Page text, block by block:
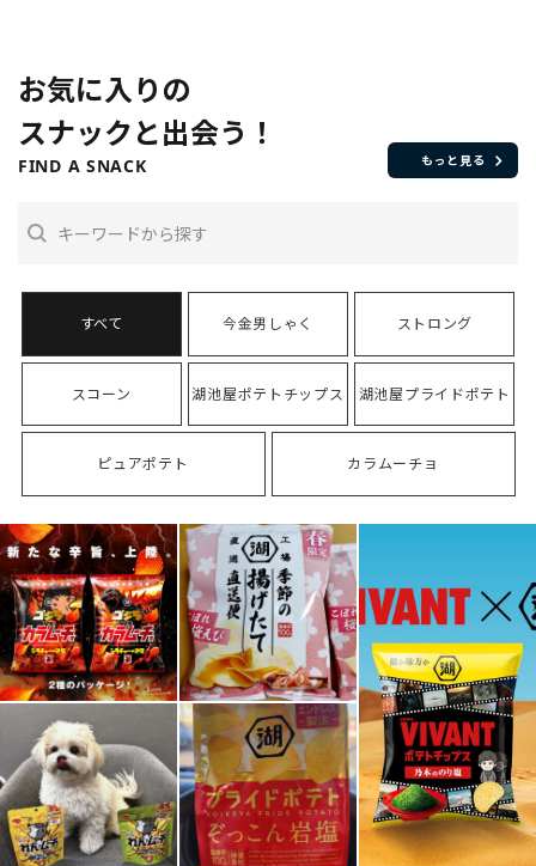
お気に入りの
スナックと出会う！
FIND A SNACK もっと見る
今金男しゃく ストロング
スコーン 湖池屋ポテトチップス 湖池屋プライドポテト
ピュアポテト カラムーチョ